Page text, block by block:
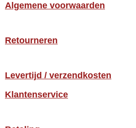
Algemene voorwaarden
Retourneren
Levertijd / verzendkosten
Klantenservice